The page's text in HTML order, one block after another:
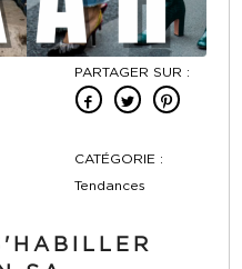
PARTAGER SUR :
CATÉGORIE :
Tendances